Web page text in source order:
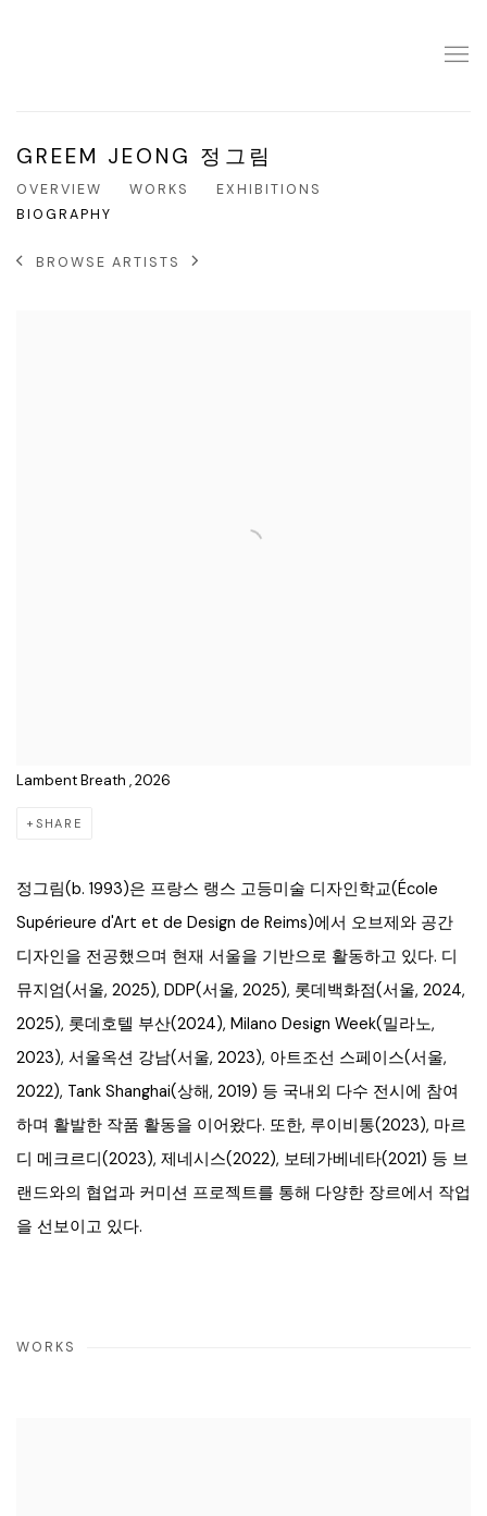
GREEM JEONG 정그림
OVERVIEW WORKS
EXHIBITIONS
BIOGRAPHY
BROWSE ARTISTS
Lambent Breath , 2026
SHARE
정그림(b. 1993)은 프랑스 랭스 고등미술 디자인학교(École
Supérieure d'Art et de Design de Reims)에서 오브제와 공간
디자인을 전공했으며 현재 서울을 기반으로 활동하고 있다. 디
뮤지엄(서울, 2025), DDP(서울, 2025), 롯데백화점(서울, 2024,
2025), 롯데호텔 부산(2024), Milano Design Week(밀라노,
2023), 서울옥션 강남(서울, 2023), 아트조선 스페이스(서울,
2022), Tank Shanghai(상해, 2019) 등 국내외 다수 전시에 참여
하며 활발한 작품 활동을 이어왔다. 또한, 루이비통(2023), 마르
디 메크르디(2023), 제네시스(2022), 보테가베네타(2021) 등 브
랜드와의 협업과 커미션 프로젝트를 통해 다양한 장르에서 작업
을 선보이고 있다.
WORKS